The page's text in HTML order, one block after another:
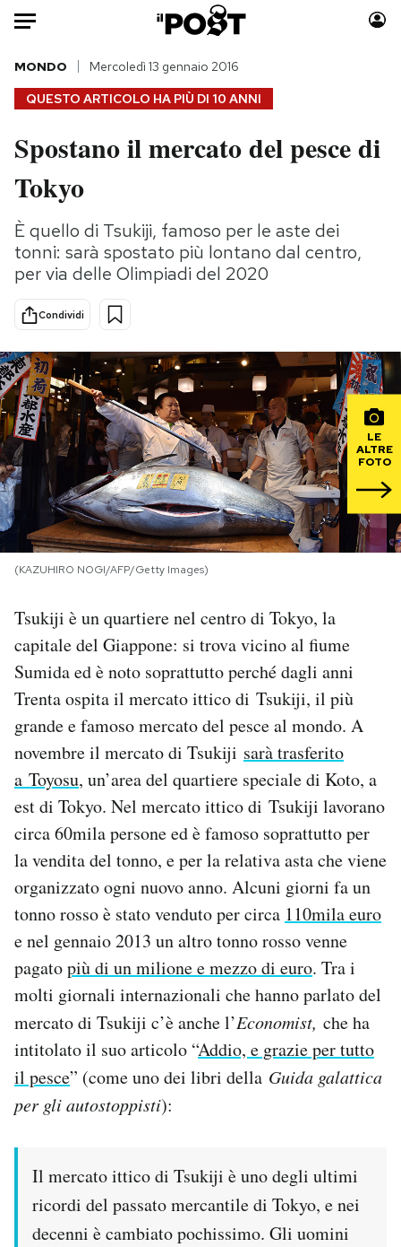
Auto
HOME
Italia
Politica
Tecnologia
Internet
Scienza
Cultura
Economia
Sport
Moda
Storie/Idee
Ok Boomer!
Media
Mondiali calcio 2026
PODCAST
NEWSLETTER
I MIEI PREFERITI
SHOP
CALENDARIO
AREA PERSONALE
Area Personale
Notifiche mobile
Regala il Post
Hai bisogno di aiuto?
Esci
QUESTO ARTICOLO HA PIÙ DI 10 ANNI
MONDO Mercoledì 13 gennaio 2016
Spostano il mercato del pesce di
Tokyo
È quello di Tsukiji, famoso per le aste dei
tonni: sarà spostato più lontano dal centro,
per via delle Olimpiadi del 2020
Condividi
LE
ALTRE
FOTO
(KAZUHIRO NOGI/AFP/Getty Images)
Tsukiji è un quartiere nel centro di Tokyo, la
capitale del Giappone: si trova vicino al fiume
Sumida ed è noto soprattutto perché dagli anni
Trenta ospita il mercato ittico di Tsukiji, il più
grande e famoso mercato del pesce al mondo. A
novembre il mercato di Tsukiji sarà trasferito
a Toyosu, un’area del quartiere speciale di Koto, a
est di Tokyo. Nel mercato ittico di Tsukiji lavorano
circa 60mila persone ed è famoso soprattutto per
la vendita del tonno, e per la relativa asta che viene
organizzato ogni nuovo anno. Alcuni giorni fa un
tonno rosso è stato venduto per circa 110mila euro
e nel gennaio 2013 un altro tonno rosso venne
pagatopiù di un milione e mezzo di euro. Tra i
molti giornali internazionali che hanno parlato del
mercato di Tsukiji c’è anche l’Economist, che ha
intitolato il suo articolo “Addio, e grazie per tutto
il pesce” (come uno dei libri della Guida galattica
per gli autostoppisti):
Il mercato ittico di Tsukiji è uno degli ultimi
ricordi del passato mercantile di Tokyo, e nei
decenni è cambiato pochissimo. Gli uomini